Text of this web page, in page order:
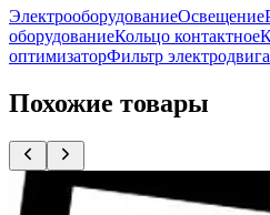
ЭлектрооборудованиеОсвещение
оборудованиеКольцо контактное
оптимизаторФильтр
Похожие товары